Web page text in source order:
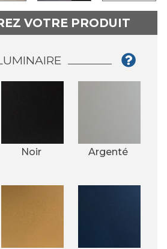
VOTRE PRODUIT
Noir Argenté